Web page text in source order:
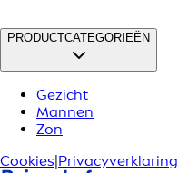
PRODUCTCATEGORIEËN
Gezicht
Mannen
Zon
Cookies|Privacyverklaring